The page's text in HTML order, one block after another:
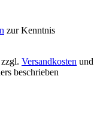
zur Kenntnis
Versandkosten und
beschrieben